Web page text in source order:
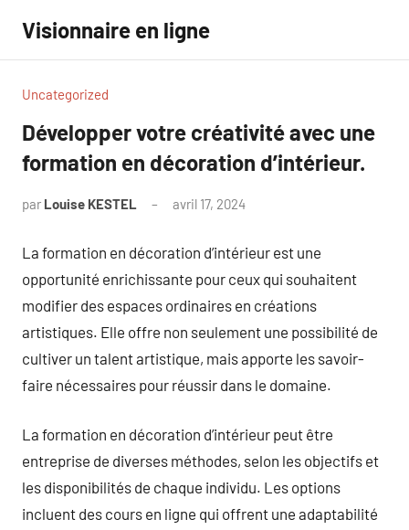
contenu
Visionnaire en ligne
Uncategorized
Développer votre créativité avec une
formation en décoration d’intérieur.
par Louise KESTEL avril 17, 2024
La formation en décoration d’intérieur est une
opportunité enrichissante pour ceux qui souhaitent
modifier des espaces ordinaires en créations
artistiques. Elle offre non seulement une possibilité de
cultiver un talent artistique, mais apporte les savoir-
faire nécessaires pour réussir dans le domaine.
La formation en décoration d’intérieur peut être
entreprise de diverses méthodes, selon les objectifs et
les disponibilités de chaque individu. Les options
incluent des cours en ligne qui offrent une adaptabilité